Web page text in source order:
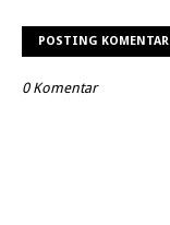
POSTING KOMENTAR
0 Komentar